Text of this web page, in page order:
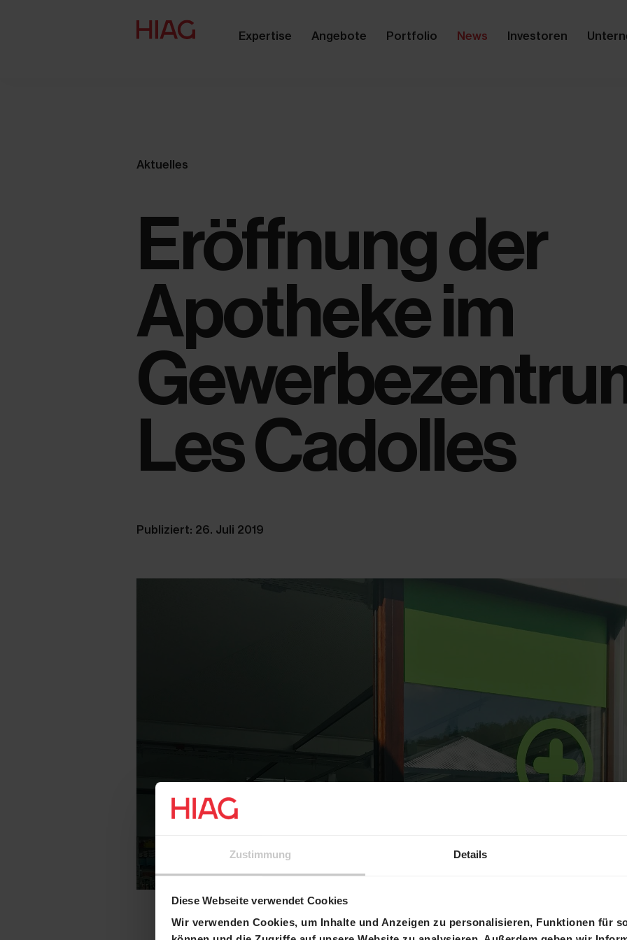
Zustimmung Details
Diese Webseite verwendet Cookies
Wir verwenden Cookies, um Inhalte und Anzeigen zu personalisieren, Funktionen für
Expertise Angebote Portfolio News Investoren
Aktuelles
Eröffnung der
Apotheke im
Les Cadolles
Publiziert: 26. Juli 2019